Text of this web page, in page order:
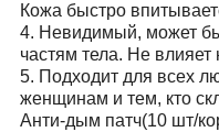
Кожа быстро
4. Невидимый, может
частям тела. Не влияет
5. Подходит для всех
женщинам и тем, кто
Анти-дым патч(10 шт/